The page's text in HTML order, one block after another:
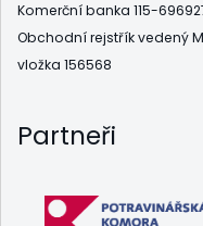
Komerční banka 115-
Obchodní rejstřík vedený
vložka 156568
Partneři